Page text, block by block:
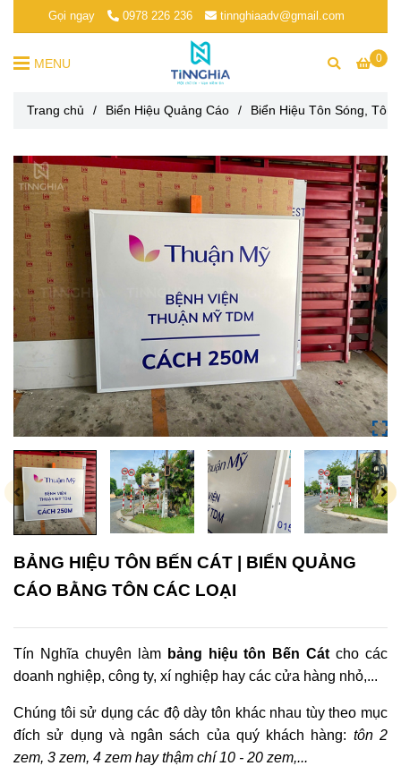
Gọi ngay 0978 226 236 tinnghiaadv@gmail.com
0
MENU
Trang chủ / Biển Hiệu Quảng Cáo / Biển Hiệu Tôn Sóng, Tôn
BẢNG HIỆU TÔN BẾN CÁT | BIỂN QUẢNG
CÁO BẰNG TÔN CÁC LOẠI
Tín Nghĩa chuyên làm bảng hiệu tôn Bến Cát cho các
doanh nghiệp, công ty, xí nghiệp hay các cửa hàng nhỏ,...
Chúng tôi sử dụng các độ dày tôn khác nhau tùy theo mục
đích sử dụng và ngân sách của quý khách hàng: tôn 2
zem, 3 zem, 4 zem hay thậm chí 10 - 20 zem,...